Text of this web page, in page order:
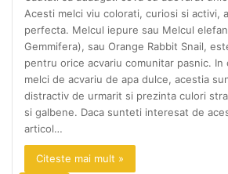
Acesti melci viu colorati, curiosi si activi,
perfecta. Melcul iepure sau Melcul
Gemmifera), sau Orange Rabbit Snail,
pentru orice acvariu comunitar pasnic. In
melci de acvariu de apa dulce, acestia
distractiv de urmarit si prezinta culori
si galbene. Daca sunteti interesat de
articol…
Citeste mai mult »